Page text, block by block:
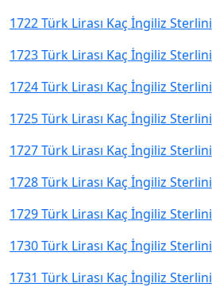
1722 Türk Lirası Kaç İngiliz Sterlini
1723 Türk Lirası Kaç İngiliz Sterlini
1724 Türk Lirası Kaç İngiliz Sterlini
1725 Türk Lirası Kaç İngiliz Sterlini
1727 Türk Lirası Kaç İngiliz Sterlini
1728 Türk Lirası Kaç İngiliz Sterlini
1729 Türk Lirası Kaç İngiliz Sterlini
1730 Türk Lirası Kaç İngiliz Sterlini
1731 Türk Lirası Kaç İngiliz Sterlini